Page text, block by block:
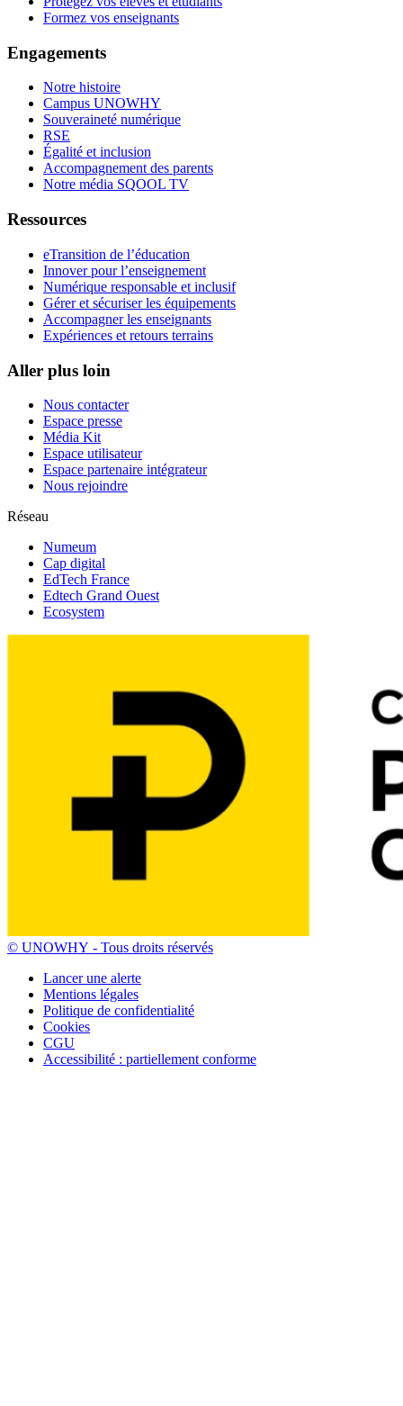
Formez vos enseignants
Engagements
Notre histoire
Campus UNOWHY
Souveraineté numérique
RSE
Égalité et inclusion
Accompagnement des parents
Notre média SQOOL TV
Ressources
eTransition de l’éducation
Innover pour l’enseignement
Numérique responsable et inclusif
Gérer et sécuriser les équipements
Accompagner les enseignants
Expériences et retours terrains
Aller plus loin
Nous contacter
Espace presse
Média Kit
Espace utilisateur
Espace partenaire intégrateur
Nous rejoindre
Réseau
Numeum
Cap digital
EdTech France
Edtech Grand Ouest
Ecosystem
© UNOWHY ‐ Tous droits réservés
Lancer une alerte
Mentions légales
Politique de confidentialité
Cookies
CGU
Accessibilité : partiellement conforme